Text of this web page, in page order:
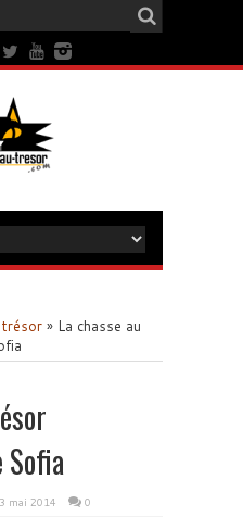
trésor » La chasse au
3 mai 2014 0